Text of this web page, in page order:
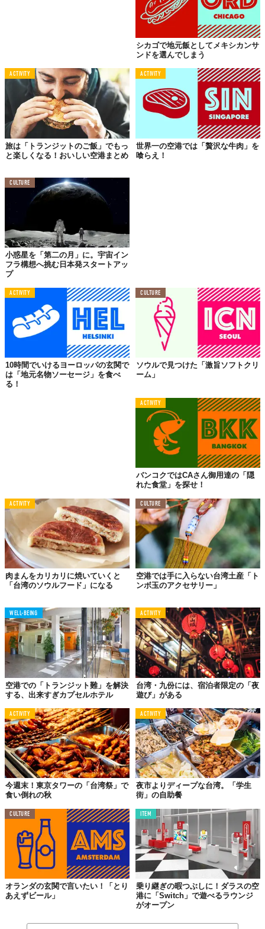
© 2018 TABI LABO
グビッといきましょう。「くう〜〜〜！！！」
© 2018 TABI LABO
台湾の街では、本当にフライドチキンを食べている人をたくさん
見かけます。夜市でも超人気のB級グルメ！ 空港で唯一味わえる
ひとくちサイズで食べやすいし、お肉に絡んだ台湾バジル（九層
塔）の香りが「アジア旅きた〜！」と実感させてくれる一品。
LCCを使う場合、座席の間隔が狭かったり、深夜便・早朝便も多
い。疲れが溜まった状態で、空港で長時間過ごさなければいけな
いからこそ、ビールは正義です。
そしてフライドチキンを片手にした時、ほんのり湧き上がる背徳
感は最高のスパイス。
「とりあえず一杯🍻」が終わったら、次は「貢丸」と呼ばれる肉
団子や、「米粉」と呼ばれるビーフンが有名な『海瑞摃丸』へ 。
お肉がぎっしり詰まった団子は、想像以上にプリップリですよ。
ピーク時には長蛇の列ができているから、一杯飲んで、ちょっと
遅めの時間を狙うのがちょうどいい。
この肉団子とビーフンは、台北から車で1時間ほど離れた場所にあ
る新竹市の名物。新竹はIT企業や工場が集まっているため、「台
湾のシリコンバレー」と呼ばれることもあるそう。
シカゴで地元飯としてメキシカンサ
ンドを選んでしまう
ACTIVITY
旅は「トランジットのご飯」でもっ
と楽しくなる！おいしい空港まとめ
ACTIVITY
世界一の空港では「贅沢な牛肉」を
喰らえ！
CULTURE
小惑星を「第二の月」に。宇宙イン
フラ構想へ挑む日本発スタートアッ
プ
ACTIVITY
10時間でいけるヨーロッパの玄関で
は「地元名物ソーセージ」を食べ
る！
CULTURE
ソウルで見つけた「激旨ソフトクリ
ーム」
ACTIVITY
バンコクではCAさん御用達の「隠
れた食堂」を探せ！
ACTIVITY
肉まんをカリカリに焼いていくと
「台湾のソウルフード」になる
CULTURE
空港では手に入らない台湾土産「ト
ンボ玉のアクセサリー」
WELL-BEING
空港での「トランジット難」を解決
する、出来すぎカプセルホテル
ACTIVITY
台湾・九份には、宿泊者限定の「夜
遊び」がある
ACTIVITY
今週末！東京タワーの「台湾祭」で
食い倒れの秋
ACTIVITY
夜市よりディープな台湾。「学生
街」の自助餐
CULTURE
オランダの玄関で言いたい！「とり
あえずビール」
ITEM
乗り継ぎの暇つぶしに！ダラスの空
港に「Switch」で遊べるラウンジ
がオープン